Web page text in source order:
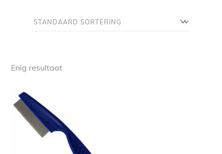
Enig resultaat